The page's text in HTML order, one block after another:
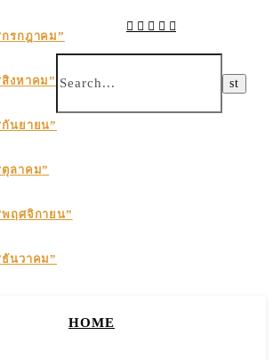
กรกฎาคม”
งหาคม”
กันยายน”
ตุลาคม”
พฤศจิกายน”
ธันวาคม”
HOME